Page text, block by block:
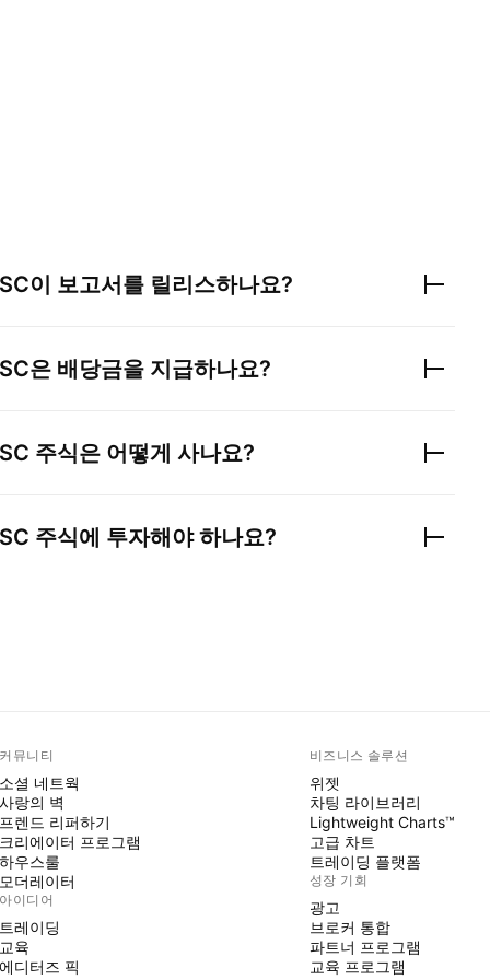
이 보고서를 릴리스하나요?
은 배당금을 지급하나요?
주식은 어떻게 사나요?
주식에 투자해야 하나요?
커뮤니티
소셜 네트웍
사랑의 벽
프렌드 리퍼하기
크리에이터 프로그램
하우스룰
모더레이터
아이디어
트레이딩
교육
에디터즈 픽
비즈니스 솔루션
위젯
차팅 라이브러리
Lightweight Charts™
고급 차트
트레이딩 플랫폼
성장 기회
광고
브로커 통합
파트너 프로그램
교육 프로그램